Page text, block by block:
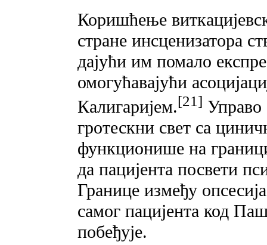
Коришћење
стране инсценизатора
дајући им помало
омогућавајући
Калигаријем.[21] Управо
гротескни свет са
функционише на
да пацијента посвети
Границе између
самог пацијента код
побеђује.